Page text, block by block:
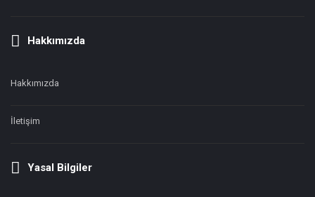
Hakkımızda
Hakkımızda
İletişim
Yasal Bilgiler